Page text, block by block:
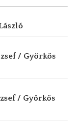
/ Györkös
/ Györkös